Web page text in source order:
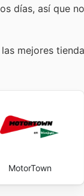
días, así que
mejores
MotorTown